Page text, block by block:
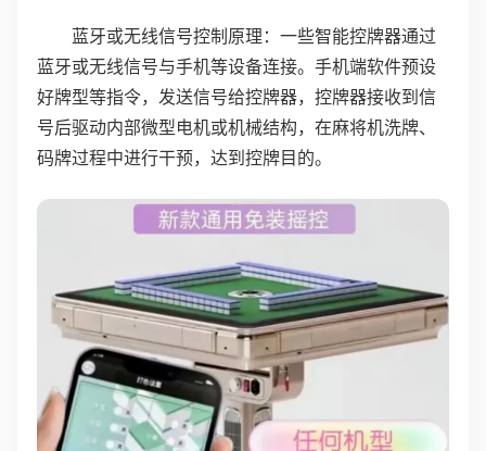
蓝牙或无线信号控制原理：一些智能控牌器通过
蓝牙或无线信号与手机等设备连接。手机端软件预设
好牌型等指令，发送信号给控牌器，控牌器接收到信
号后驱动内部微型电机或机械结构，在麻将机洗牌、
码牌过程中进行干预，达到控牌目的。